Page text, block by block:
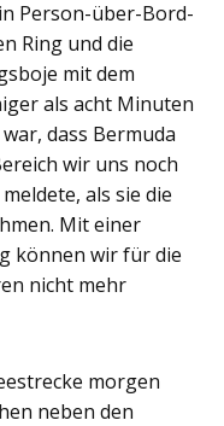
Person-über-Bord-
Ring und die
mit dem
als acht Minuten
dass Bermuda
wir uns noch
als sie die
Mit einer
können wir für die
nicht mehr
morgen
neben den